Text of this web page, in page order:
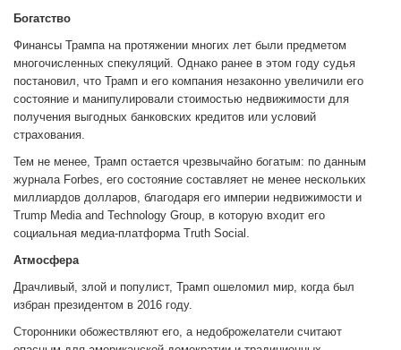
Богатство
Финансы Трампа на протяжении многих лет были предметом
многочисленных спекуляций. Однако ранее в этом году судья
постановил, что Трамп и его компания незаконно увеличили его
состояние и манипулировали стоимостью недвижимости для
получения выгодных банковских кредитов или условий
страхования.
Тем не менее, Трамп остается чрезвычайно богатым: по данным
журнала Forbes, его состояние составляет не менее нескольких
миллиардов долларов, благодаря его империи недвижимости и
Trump Media and Technology Group, в которую входит его
социальная медиа-платформа Truth Social.
Атмосфера
Драчливый, злой и популист, Трамп ошеломил мир, когда был
избран президентом в 2016 году.
Сторонники обожествляют его, а недоброжелатели считают